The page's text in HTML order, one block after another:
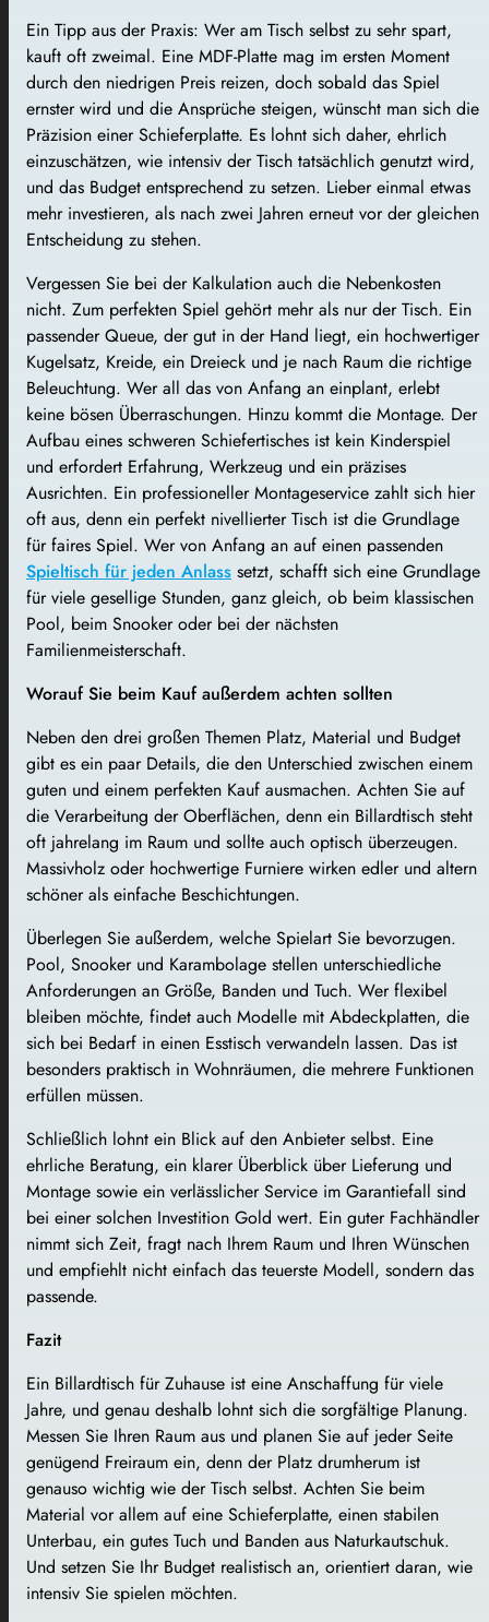
Ein Tipp aus der Praxis: Wer am Tisch selbst zu sehr spart,
kauft oft zweimal. Eine MDF-Platte mag im ersten Moment
durch den niedrigen Preis reizen, doch sobald das Spiel
ernster wird und die Ansprüche steigen, wünscht man sich die
Präzision einer Schieferplatte. Es lohnt sich daher, ehrlich
einzuschätzen, wie intensiv der Tisch tatsächlich genutzt wird,
und das Budget entsprechend zu setzen. Lieber einmal etwas
mehr investieren, als nach zwei Jahren erneut vor der gleichen
Entscheidung zu stehen.
Vergessen Sie bei der Kalkulation auch die Nebenkosten
nicht. Zum perfekten Spiel gehört mehr als nur der Tisch. Ein
passender Queue, der gut in der Hand liegt, ein hochwertiger
Kugelsatz, Kreide, ein Dreieck und je nach Raum die richtige
Beleuchtung. Wer all das von Anfang an einplant, erlebt
keine bösen Überraschungen. Hinzu kommt die Montage. Der
Aufbau eines schweren Schiefertisches ist kein Kinderspiel
und erfordert Erfahrung, Werkzeug und ein präzises
Ausrichten. Ein professioneller Montageservice zahlt sich hier
oft aus, denn ein perfekt nivellierter Tisch ist die Grundlage
für faires Spiel. Wer von Anfang an auf einen passenden
Spieltisch für jeden Anlass setzt, schafft sich eine Grundlage
für viele gesellige Stunden, ganz gleich, ob beim klassischen
Pool, beim Snooker oder bei der nächsten
Familienmeisterschaft.
Worauf Sie beim Kauf außerdem achten sollten
Neben den drei großen Themen Platz, Material und Budget
gibt es ein paar Details, die den Unterschied zwischen einem
guten und einem perfekten Kauf ausmachen. Achten Sie auf
die Verarbeitung der Oberflächen, denn ein Billardtisch steht
oft jahrelang im Raum und sollte auch optisch überzeugen.
Massivholz oder hochwertige Furniere wirken edler und altern
schöner als einfache Beschichtungen.
Überlegen Sie außerdem, welche Spielart Sie bevorzugen.
Pool, Snooker und Karambolage stellen unterschiedliche
Anforderungen an Größe, Banden und Tuch. Wer flexibel
bleiben möchte, findet auch Modelle mit Abdeckplatten, die
sich bei Bedarf in einen Esstisch verwandeln lassen. Das ist
besonders praktisch in Wohnräumen, die mehrere Funktionen
erfüllen müssen.
Schließlich lohnt ein Blick auf den Anbieter selbst. Eine
ehrliche Beratung, ein klarer Überblick über Lieferung und
Montage sowie ein verlässlicher Service im Garantiefall sind
bei einer solchen Investition Gold wert. Ein guter Fachhändler
nimmt sich Zeit, fragt nach Ihrem Raum und Ihren Wünschen
und empfiehlt nicht einfach das teuerste Modell, sondern das
passende.
Fazit
Ein Billardtisch für Zuhause ist eine Anschaffung für viele
Jahre, und genau deshalb lohnt sich die sorgfältige Planung.
Messen Sie Ihren Raum aus und planen Sie auf jeder Seite
genügend Freiraum ein, denn der Platz drumherum ist
genauso wichtig wie der Tisch selbst. Achten Sie beim
Material vor allem auf eine Schieferplatte, einen stabilen
Unterbau, ein gutes Tuch und Banden aus Naturkautschuk.
Und setzen Sie Ihr Budget realistisch an, orientiert daran, wie
intensiv Sie spielen möchten.